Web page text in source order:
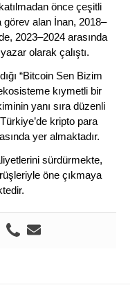
önce çeşitli
alan İnan, 2018–
2023–2024 arasında
olarak çalıştı.
“Bitcoin Sen Bizim
kıymetli bir
yanı sıra düzenli
kripto para
yer almaktadır.
sürdürmekte,
öne çıkmaya